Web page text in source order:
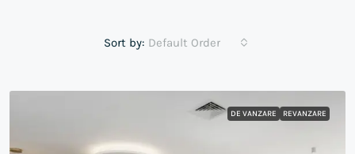
Sort by: Default Order
DE VANZARE REVANZARE